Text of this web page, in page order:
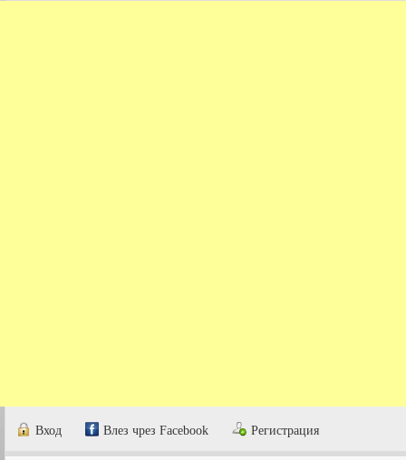
Вход Влез чрез Facebook Регистрация